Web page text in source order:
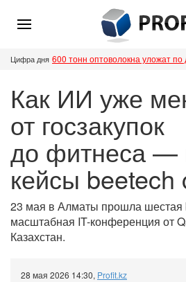
Цифра дня 600 тонн оптоволокна уложат
Как ИИ уже
от госзакупок
до фитнеса —
кейсы beetech
23 мая в Алматы прошла
масштабная IT-конференция от
Казахстан.
28 мая 2026 14:30, Profit.kz